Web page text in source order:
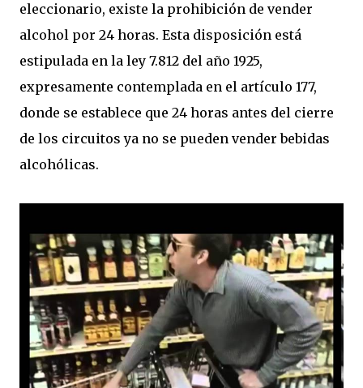
eleccionario, existe la prohibición de vender
alcohol por 24 horas. Esta disposición está
estipulada en la ley 7.812 del año 1925,
expresamente contemplada en el artículo 177,
donde se establece que 24 horas antes del cierre
de los circuitos ya no se pueden vender bebidas
alcohólicas.